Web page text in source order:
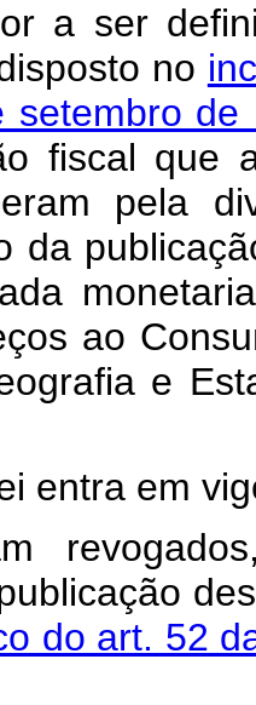
a ser
no
setembro
fiscal que
pela
da
ao
e
entra em
do art. 52